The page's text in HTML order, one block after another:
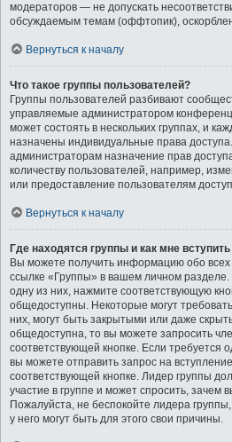
модераторов — не допускать
обсуждаемым темам (оффтопик),
Вернуться к началу
Что такое группы пользователей?
Группы пользователей разбивают
управляемые администратором
может состоять в нескольких группах, и
назначены индивидуальные права
администраторам назначение прав
количеству пользователей, например,
или предоставление пользователям
Вернуться к началу
Где находятся группы и как мне
Вы можете получить информацию обо
ссылке «Группы» в вашем личном разделе.
одну из них, нажмите соответствующую
общедоступны. Некоторые могут
них, могут быть закрытыми или даже
общедоступна, то вы можете запросить
соответствующей кнопке. Если требуется
вы можете отправить запрос на
соответствующей кнопке. Лидер группы
участие в группе и может спросить, зачем
Пожалуйста, не беспокойте лидера
у него могут быть для этого свои причины.